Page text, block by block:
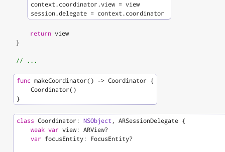
context .coordinator .view = view
session.delegate = context .coordinator
return view
}
// ...
func makeCoordinator() -> Coordinator {
Coordinator()
}
class Coordinator : NSObject , ARSessionDelegate {
weak var view: ARView?
var focusEntity: FocusEntity?